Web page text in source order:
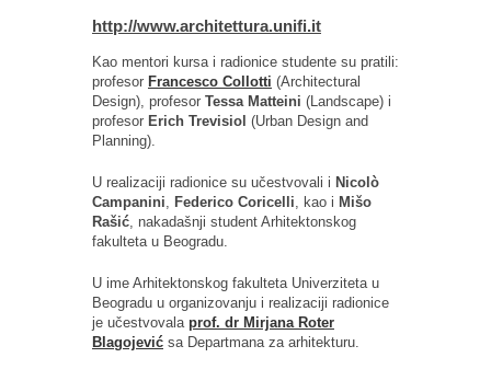
http://www.architettura.unifi.it
Kao mentori kursa i radionice studente su pratili:
profesor Francesco Collotti (Architectural
Design), profesor Tessa Matteini (Landscape) i
profesor Erich Trevisiol (Urban Design and
Planning).
U realizaciji radionice su učestvovali i Nicolò
Campanini Federico Coricelli , kao i Mišo
Rašić , nakadašnji student Arhitektonskog
fakulteta u Beogradu.
U ime Arhitektonskog fakulteta Univerziteta u
Beogradu u organizovanju i realizaciji radionice
je učestvovala prof. dr Mirjana Roter
Blagojević sa Departmana za arhitekturu.